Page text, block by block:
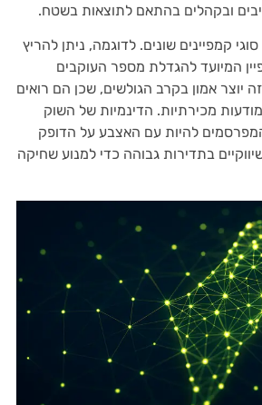
ובקהלים בהתאם לתוצאות בשטח.
קמפיינים שונים. לדוגמה, ניתן להריץ
המיועד להגדלת מספר העוקבים
יוצר אמון בקרב הגולשים, שכן הם רואים
מכירתיות. הדינמיות של השוק
להיות עם האצבע על הדופק
בתדירות גבוהה כדי למנוע שחיקה